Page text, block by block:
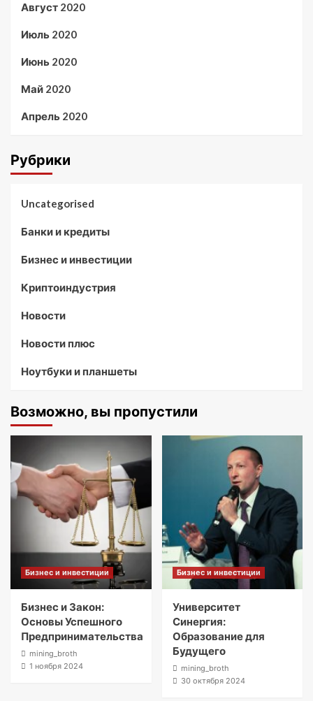
Август 2020
Июль 2020
Июнь 2020
Май 2020
Апрель 2020
Рубрики
Uncategorised
Банки и кредиты
Бизнес и инвестиции
Криптоиндустрия
Новости
Новости плюс
Ноутбуки и планшеты
Возможно, вы пропустили
Бизнес и инвестиции
Бизнес и Закон:
Основы Успешного
Предпринимательства
mining_broth
1 ноября 2024
Бизнес и инвестиции
Университет
Синергия:
Образование для
Будущего
mining_broth
30 октября 2024